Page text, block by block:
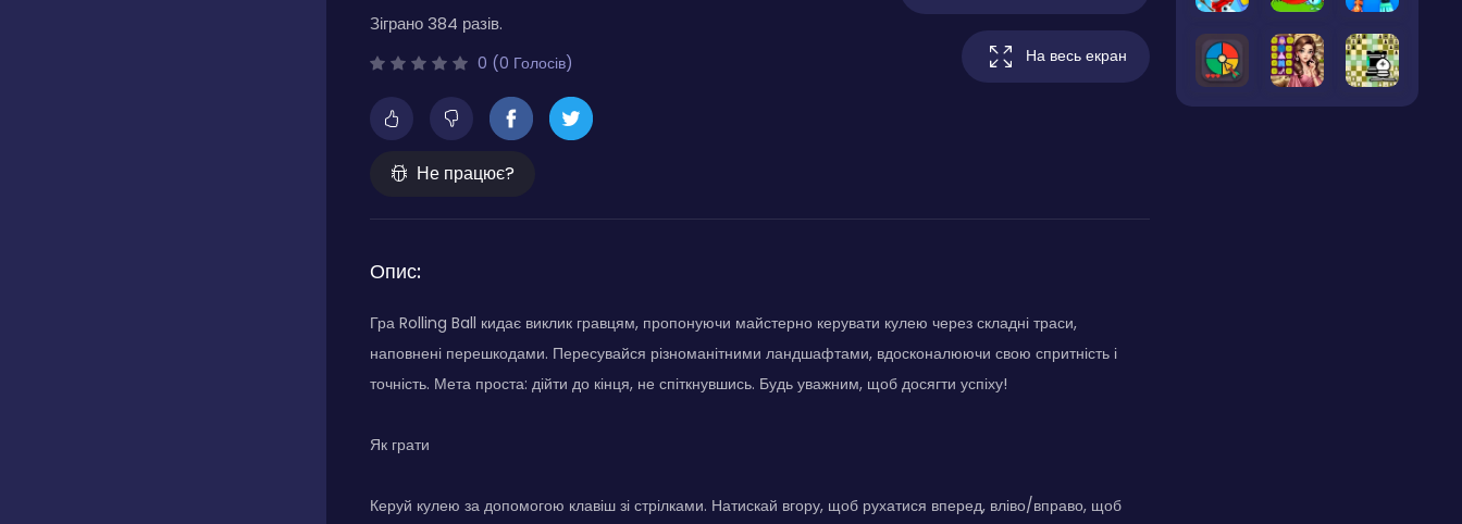
Зіграно 384 разів.
0 (0 Голосів)
Не працює?
На весь екран
Опис:
Гра Rolling Ball кидає виклик гравцям, пропонуючи майстерно керувати кулею через складні траси,
наповнені перешкодами. Пересувайся різноманітними ландшафтами, вдосконалюючи свою спритність і
точність. Мета проста: дійти до кінця, не спіткнувшись. Будь уважним, щоб досягти успіху!
Як грати
Керуй кулею за допомогою клавіш зі стрілками. Натискай вгору, щоб рухатися вперед, вліво/вправо, щоб